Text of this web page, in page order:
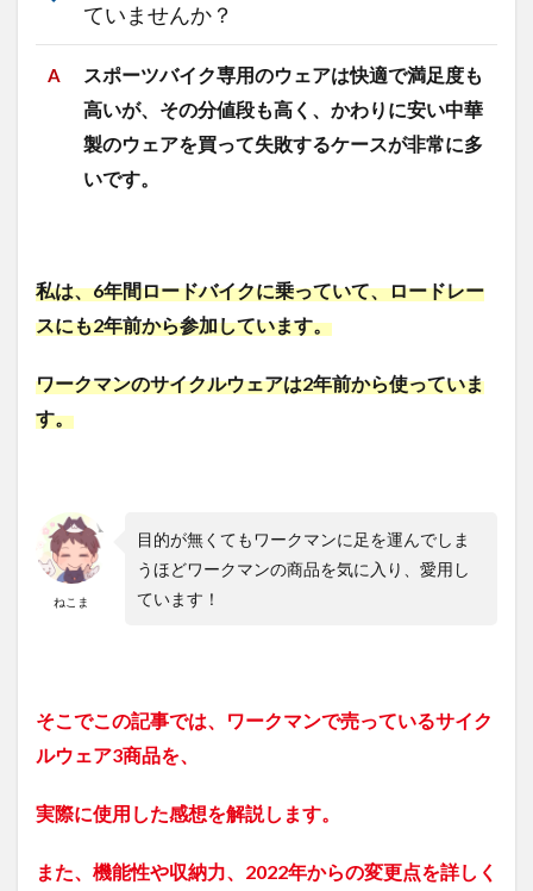
ていませんか？
スポーツバイク専用のウェアは快適で満足度も
高いが、その分値段も高く、 かわりに安い中華
製のウェアを買って失敗するケースが非常に多
いです。
私は、6年間ロードバイクに乗っていて、ロードレー
スにも2年前から参加しています。
ワークマンのサイクルウェアは2年前から使っていま
す。
ねこま
目的が無くてもワークマンに足を運んでしま
うほどワークマンの商品を気に入り、愛用し
ています！
そこでこの記事では、ワークマンで売っているサイク
ルウェア3商品を、
実際に使用した感想を解説します。
また、機能性や収納力、2022年からの変更点を詳しく